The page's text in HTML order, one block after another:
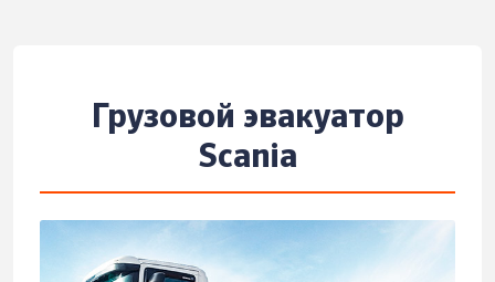
Грузовой эвакуатор
Scania